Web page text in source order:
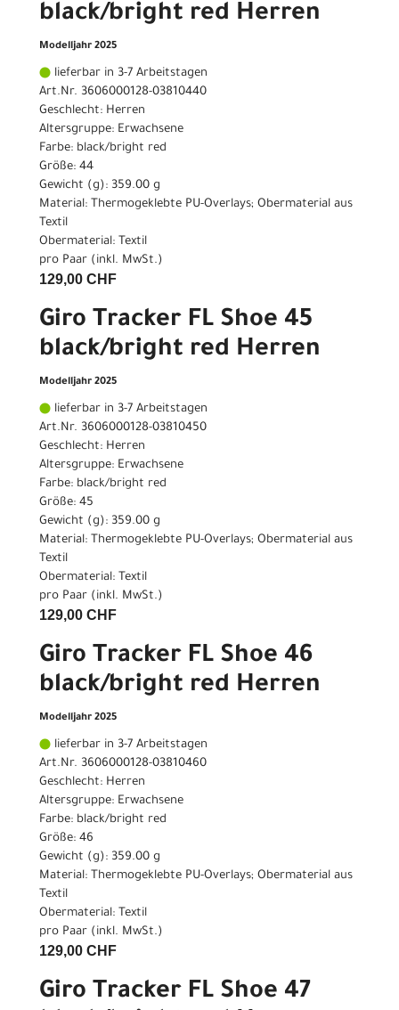
black/bright red Herren
Modelljahr 2025
lieferbar in 3-7 Arbeitstagen
Art.Nr. 3606000128-03810440
Geschlecht: Herren
Altersgruppe: Erwachsene
Farbe: black/bright red
Größe: 44
Gewicht (g): 359.00 g
Material: Thermogeklebte PU-Overlays; Obermaterial aus
Textil
Obermaterial: Textil
pro Paar (inkl. MwSt.)
129,00 CHF
Giro Tracker FL Shoe 45
black/bright red Herren
Modelljahr 2025
lieferbar in 3-7 Arbeitstagen
Art.Nr. 3606000128-03810450
Geschlecht: Herren
Altersgruppe: Erwachsene
Farbe: black/bright red
Größe: 45
Gewicht (g): 359.00 g
Material: Thermogeklebte PU-Overlays; Obermaterial aus
Textil
Obermaterial: Textil
pro Paar (inkl. MwSt.)
129,00 CHF
Giro Tracker FL Shoe 46
black/bright red Herren
Modelljahr 2025
lieferbar in 3-7 Arbeitstagen
Art.Nr. 3606000128-03810460
Geschlecht: Herren
Altersgruppe: Erwachsene
Farbe: black/bright red
Größe: 46
Gewicht (g): 359.00 g
Material: Thermogeklebte PU-Overlays; Obermaterial aus
Textil
Obermaterial: Textil
pro Paar (inkl. MwSt.)
129,00 CHF
Giro Tracker FL Shoe 47